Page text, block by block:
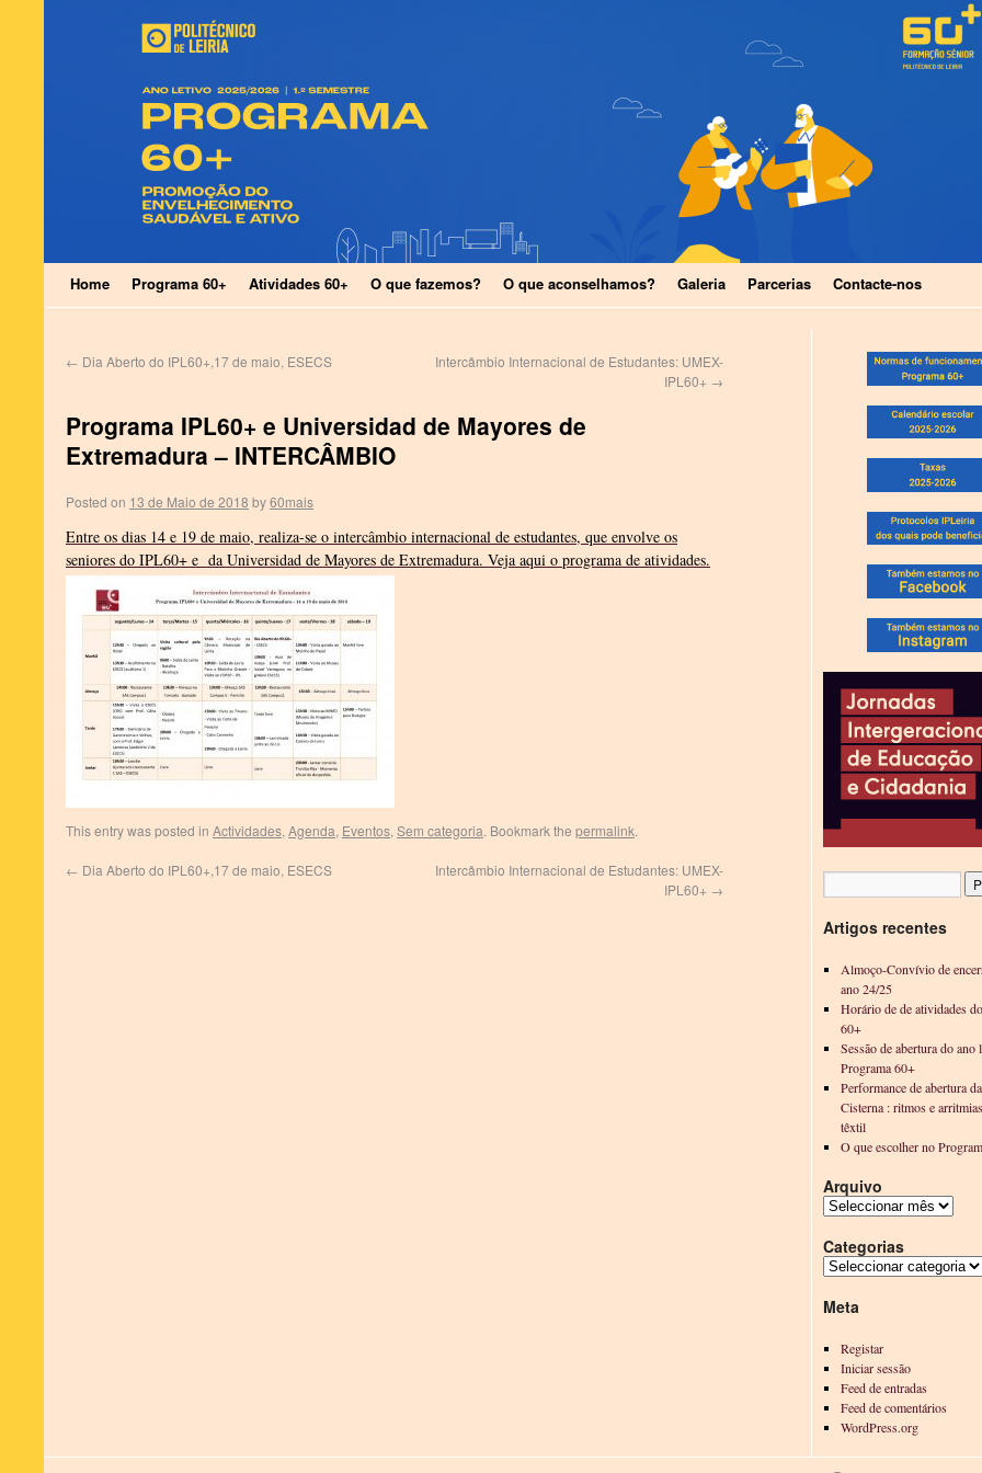
Home Programa 60+ Atividades 60+ O que fazemos? O que aconselhamos? Galeria Parcerias Contacte-nos
← Dia Aberto do IPL60+,17 de maio, ESECS
Intercâmbio Internacional de Estudantes: UMEX-
IPL60+ →
Programa IPL60+ e Universidad de Mayores de
Extremadura – INTERCÂMBIO
Posted on 13 de Maio de 2018 by60mais
Entre os dias 14 e 19 de maio, realiza-se o intercâmbio internacional de estudantes, que envolve os
seniores do IPL60+ e da Universidad de Mayores de Extremadura. Veja aqui o programa de atividades.
This entry was posted in Actividades, Agenda, Eventos, Sem categoria. Bookmark the permalink.
← Dia Aberto do IPL60+,17 de maio, ESECS
Intercâmbio Internacional de Estudantes: UMEX-
IPL60+ →
Artigos recentes
Almoço-Convívio de
ano 24/25
Horário de de atividades
60+
Sessão de abertura do ano
Programa 60+
Performance de abertura
Cisterna : ritmos e
têxtil
O que escolher no
Arquivo
Categorias
Meta
Registar
Iniciar sessão
Feed de entradas
Feed de comentários
WordPress.org